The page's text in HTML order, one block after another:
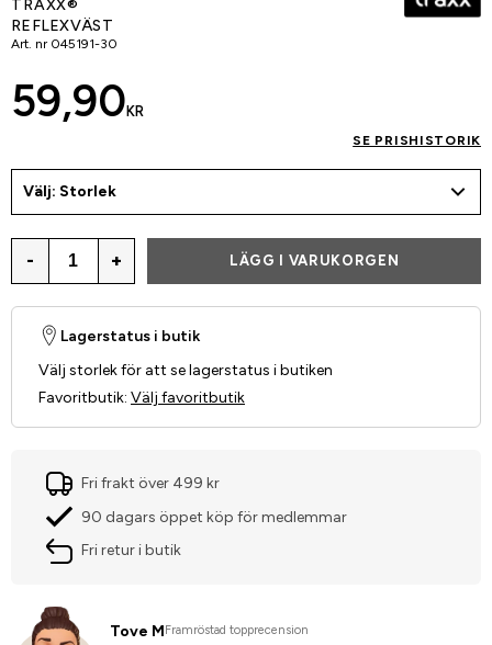
TRAXX®
REFLEXVÄST
Art. nr 045191-30
59,90 KR
SE PRISHISTORIK
Välj: Storlek
- + LÄGG I VARUKORGEN
Lagerstatus i butik
Välj storlek för att se lagerstatus i butiken
Favoritbutik: Välj favoritbutik
Fri frakt över 499 kr
90 dagars öppet köp för medlemmar
Fri retur i butik
Tove M Framröstad topprecension